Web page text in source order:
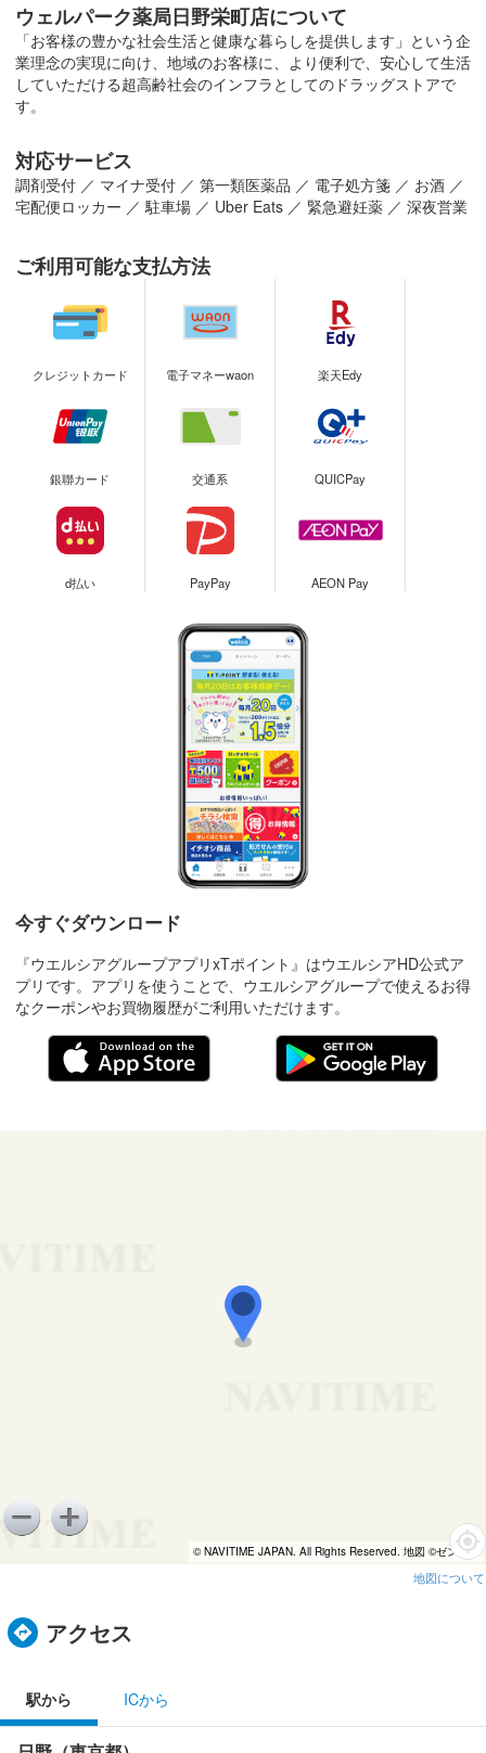
ウェルパーク薬局日野栄町店について
「お客様の豊かな社会生活と健康な暮らしを提供します」という企
業理念の実現に向け、地域のお客様に、より便利で、安心して生活
していただける超高齢社会のインフラとしてのドラッグストアで
す。
対応サービス
調剤受付 ／ マイナ受付 ／ 第一類医薬品 ／ 電子処方箋 ／ お酒 ／
宅配便ロッカー ／ 駐車場 ／ Uber Eats ／ 緊急避妊薬 ／ 深夜営業
ご利用可能な支払方法
クレジットカード 電子マネーwaon 楽天Edy
銀聯カード 交通系 QUICPay
d払い PayPay AEON Pay
今すぐダウンロード
『ウエルシアグループアプリxTポイント』はウエルシアHD公式ア
プリです。アプリを使うことで、ウエルシアグループで使えるお得
なクーポンやお買物履歴がご利用いただけます。
© NAVITIME JAPAN. All Rights Reserved. 地図 ©ゼンリン
地図について
アクセス
駅から ICから